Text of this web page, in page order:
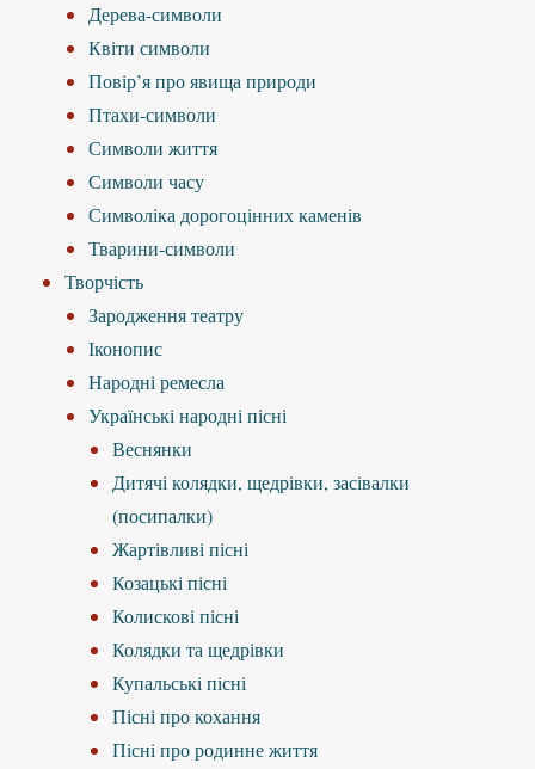
Дерева-символи
Квіти символи
Повір’я про явища природи
Птахи-символи
Символи життя
Символи часу
Символіка дорогоцінних каменів
Тварини-символи
Творчість
Зародження театру
Іконопис
Народні ремесла
Українські народні пісні
Веснянки
Дитячі колядки, щедрівки, засівалки
(посипалки)
Жартівливі пісні
Козацькі пісні
Колискові пісні
Колядки та щедрівки
Купальські пісні
Пісні про кохання
Пісні про родинне життя